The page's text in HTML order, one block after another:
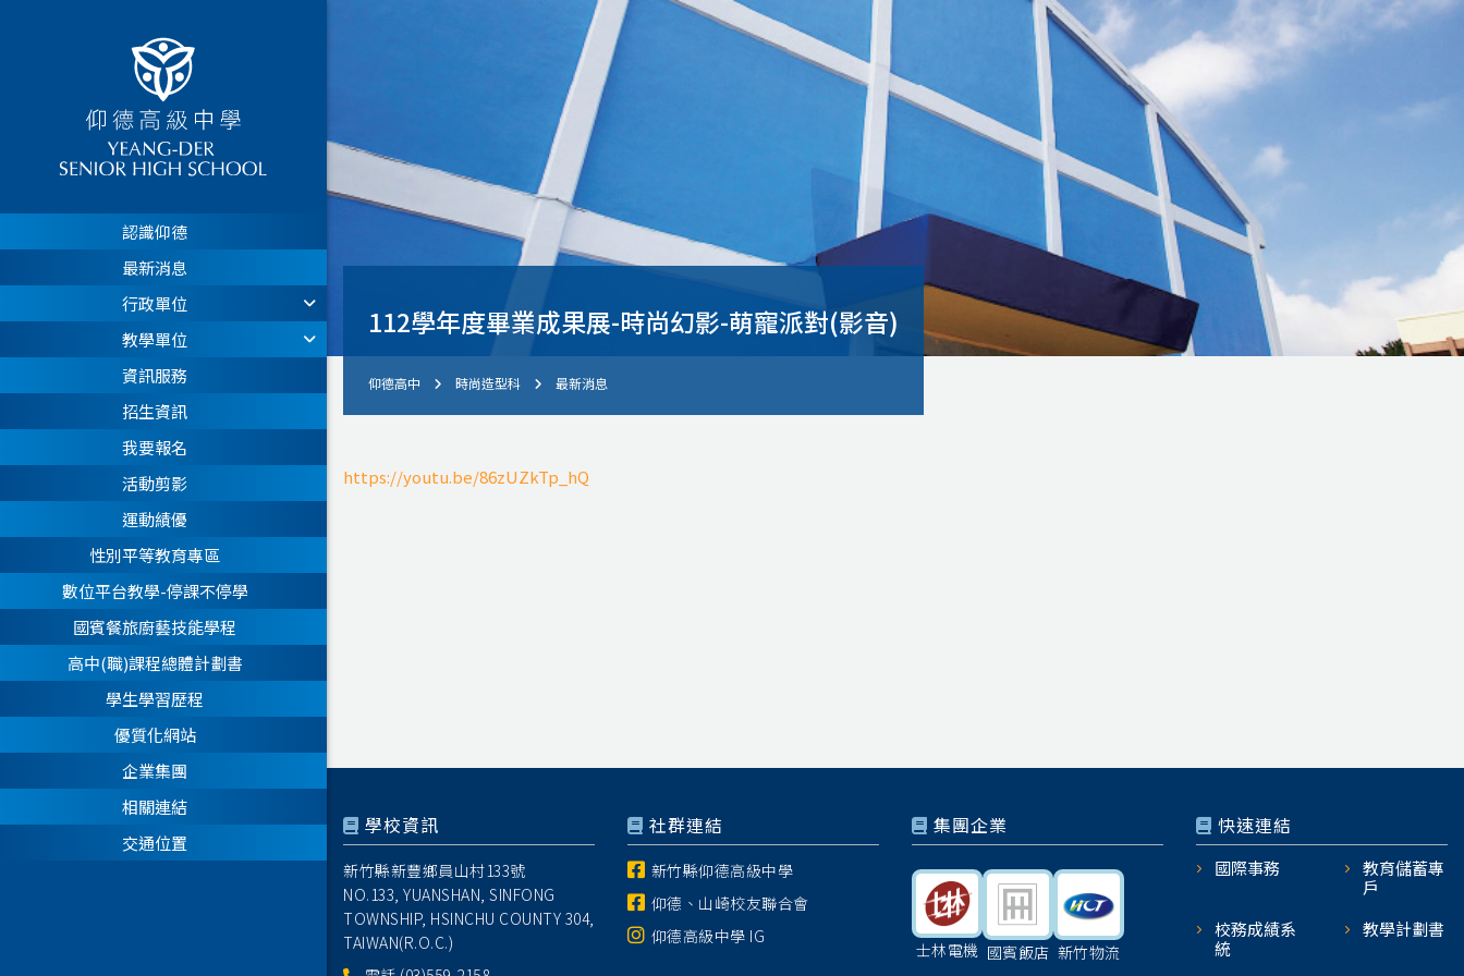
認識仰德
最新消息
行政單位
教學單位
資訊服務
招生資訊
我要報名
活動剪影
運動績優
性別平等教育專區
數位平台教學-停課不停學
國賓餐旅廚藝技能學程
高中(職)課程總體計劃書
學生學習歷程
優質化網站
企業集團
相關連結
交通位置
112學年度畢業成果展-時尚幻影-萌寵派對(影音)
仰德高中 時尚造型科 最新消息
https://youtu.be/86zUZkTp_hQ
學校資訊
新竹縣新豐鄉員山村133號
NO.133, YUANSHAN, SINFONG
TOWNSHIP, HSINCHU COUNTY 304,
TAIWAN(R.O.C.)
社群連結
新竹縣仰德高級中學
仰德、山崎校友聯合會
仰德高級中學 IG
集團企業
士林電機 國賓飯店 新竹物流
快速連結
國際事務
教育儲蓄專
戶
校務成績系
統
教學計劃書